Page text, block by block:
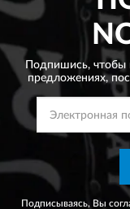
Подпишись, чтобы
предложениях,
Подписываясь, Вы